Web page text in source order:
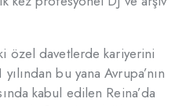
özel davetlerde kariyerini
bu yana Avrupa’nın
kabul edilen Reina’da